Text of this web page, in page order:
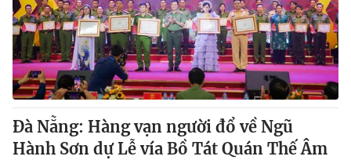
Đà Nẵng: Hàng vạn người đổ về Ngũ
Hành Sơn dự Lễ vía Bồ Tát Quán Thế Âm